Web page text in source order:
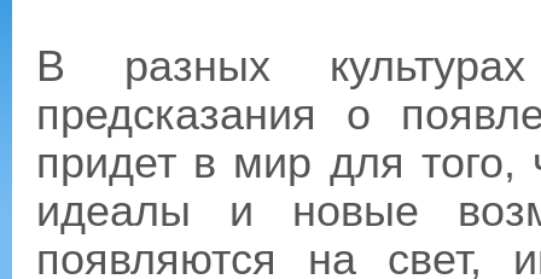
В разных
предсказания о
придет в мир для того,
идеалы и новые
появляются на свет,